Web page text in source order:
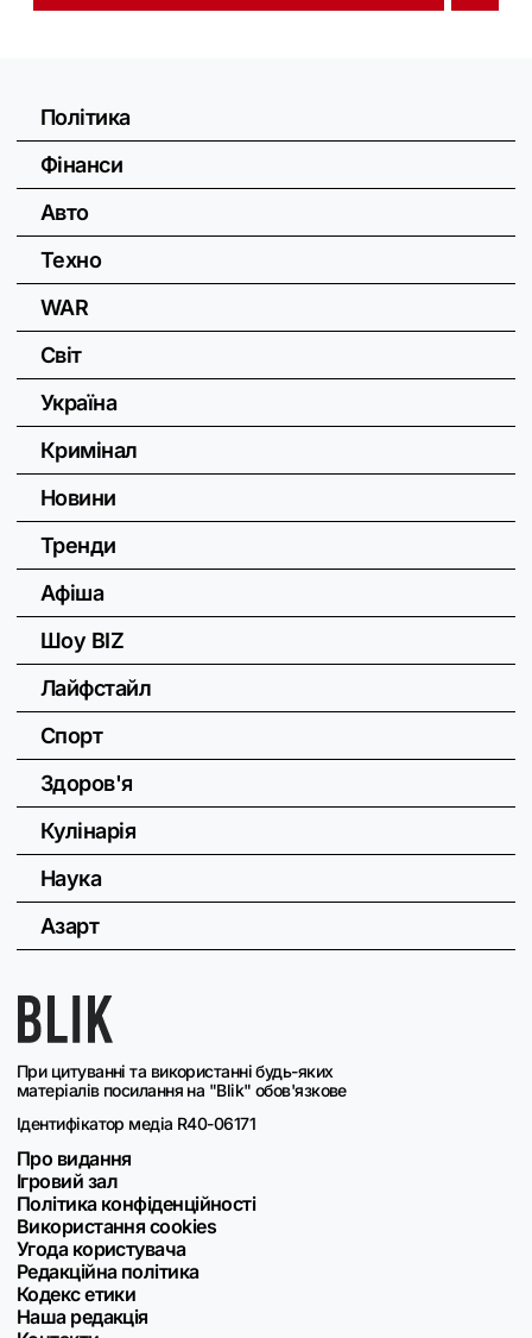
При цитуванні та використанні будь-яких
матеріалів посилання на "Blik" обов'язкове
Ідентифікатор медіа R40-06171
Про видання
Ігровий зал
Політика конфіденційності
Використання cookies
Угода користувача
Редакційна політика
Кодекс етики
Наша редакція
Політика
Фінанси
Авто
Техно
WAR
Світ
Україна
Кримінал
Новини
Тренди
Афіша
Шоу BIZ
Лайфстайл
Спорт
Здоров'я
Кулінарія
Наука
Азарт